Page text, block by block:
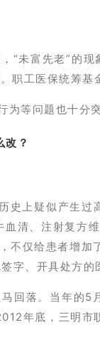
“未富先老”的
职工医保统筹
为等问题也十分
改？
史上疑似产生
清、注射复方
不仅给患者增
字、开具处方的
回落。当年的
年底，三明